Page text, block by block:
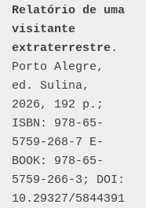
Relatório de uma
visitante
extraterrestre.
Porto Alegre,
ed. Sulina,
2026, 192 p.;
ISBN: 978-65-
5759-268-7 E-
BOOK: 978-65-
5759-266-3; DOI:
10.29327/5844391